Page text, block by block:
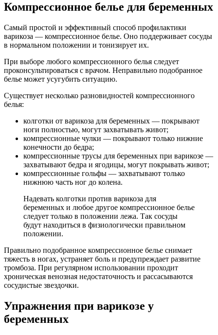
Компрессионное белье для беременных
Самый простой и эффективный способ профилактики
варикоза — компрессионное белье. Оно поддерживает сосуды
в нормальном положении и тонизирует их.
При выборе любого компрессионного белья следует
проконсультироваться с врачом. Неправильно подобранное
белье может усугубить ситуацию.
Существует несколько разновидностей компрессионного
белья:
колготки от варикоза для беременных — покрывают
ноги полностью, могут захватывать живот;
компрессионные чулки — покрывают только нижние
конечности до бедра;
компрессионные трусы для беременных при варикозе —
захватывают бедра и ягодицы, могут покрывать живот;
компрессионные гольфы — захватывают только
нижнюю часть ног до колена.
Надевать колготки против варикоза для
беременных и любое другое компрессионное белье
следует только в положении лежа. Так сосуды
будут находиться в физиологически правильном
положении.
Правильно подобранное компрессионное белье снимает
тяжесть в ногах, устраняет боль и предупреждает развитие
тромбоза. При регулярном использовании проходит
хроническая венозная недостаточность и рассасываются
сосудистые звездочки.
Упражнения при варикозе у
беременных